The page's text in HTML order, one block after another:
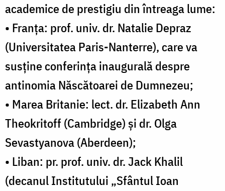
academice de prestigiu din întreaga lume:
• Franța: prof. univ. dr. Natalie Depraz
(Universitatea Paris-Nanterre), care va
susține conferința inaugurală despre
antinomia Născătoarei de Dumnezeu;
• Marea Britanie: lect. dr. Elizabeth Ann
Theokritoff (Cambridge) și dr. Olga
Sevastyanova (Aberdeen);
• Liban: pr. prof. univ. dr. Jack Khalil
(decanul Institutului „Sfântul Ioan